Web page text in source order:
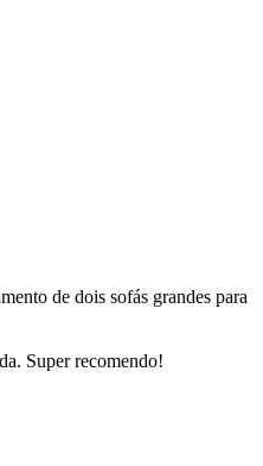
de dois sofás grandes para
Super recomendo!